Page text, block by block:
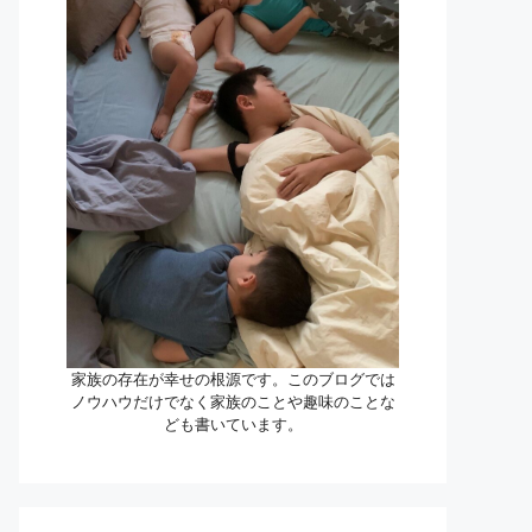
家族の存在が幸せの根源です。このブログでは
ノウハウだけでなく家族のことや趣味のことな
ども書いています。